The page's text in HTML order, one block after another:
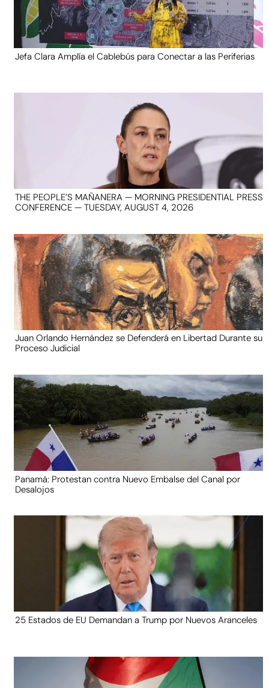
Jefa Clara Amplía el Cablebús para Conectar a las Periferias
THE PEOPLE’S MAÑANERA — MORNING PRESIDENTIAL PRESS
CONFERENCE — TUESDAY, AUGUST 4, 2026
Juan Orlando Hernández se Defenderá en Libertad Durante su
Proceso Judicial
Panamá: Protestan contra Nuevo Embalse del Canal por
Desalojos
25 Estados de EU Demandan a Trump por Nuevos Aranceles